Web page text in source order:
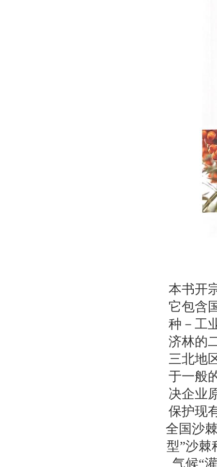
本书开
它包含
种－工
济林的
三北地
于一般
决企业
保护现
全国沙
型”沙棘
气候“